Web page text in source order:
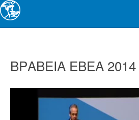
ΒΡΑΒΕΙΑ ΕΒΕΑ 2014